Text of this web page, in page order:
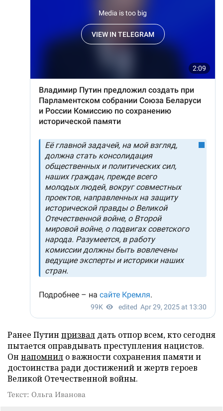
Ранее Путин призвал дать отпор всем, кто сегодня
пытается оправдывать преступления нацистов.
Он напомнил о важности сохранения памяти и
достоинства ради достижений и жертв героев
Великой Отечественной войны.
Текст: Ольга Иванова